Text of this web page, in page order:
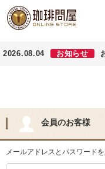
2026.08.04 お知らせ
会員のお客様
メールアドレスとパスワード